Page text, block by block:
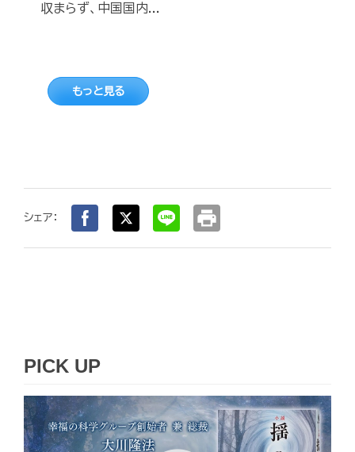
収まらず、中国国内...
もっと見る
シェア： print
PICK UP